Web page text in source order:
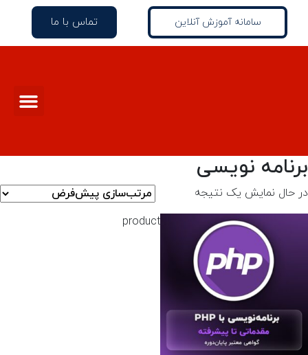
سامانه آموزش آنلاین تماس با ما
برنامه نویسی
در حال نمایش یک نتیجه
product